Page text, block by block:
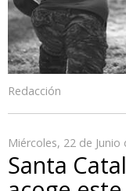
Redacción
Miércoles, 22 de Junio
Santa